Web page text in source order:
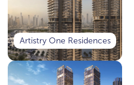
Artistry One Residences